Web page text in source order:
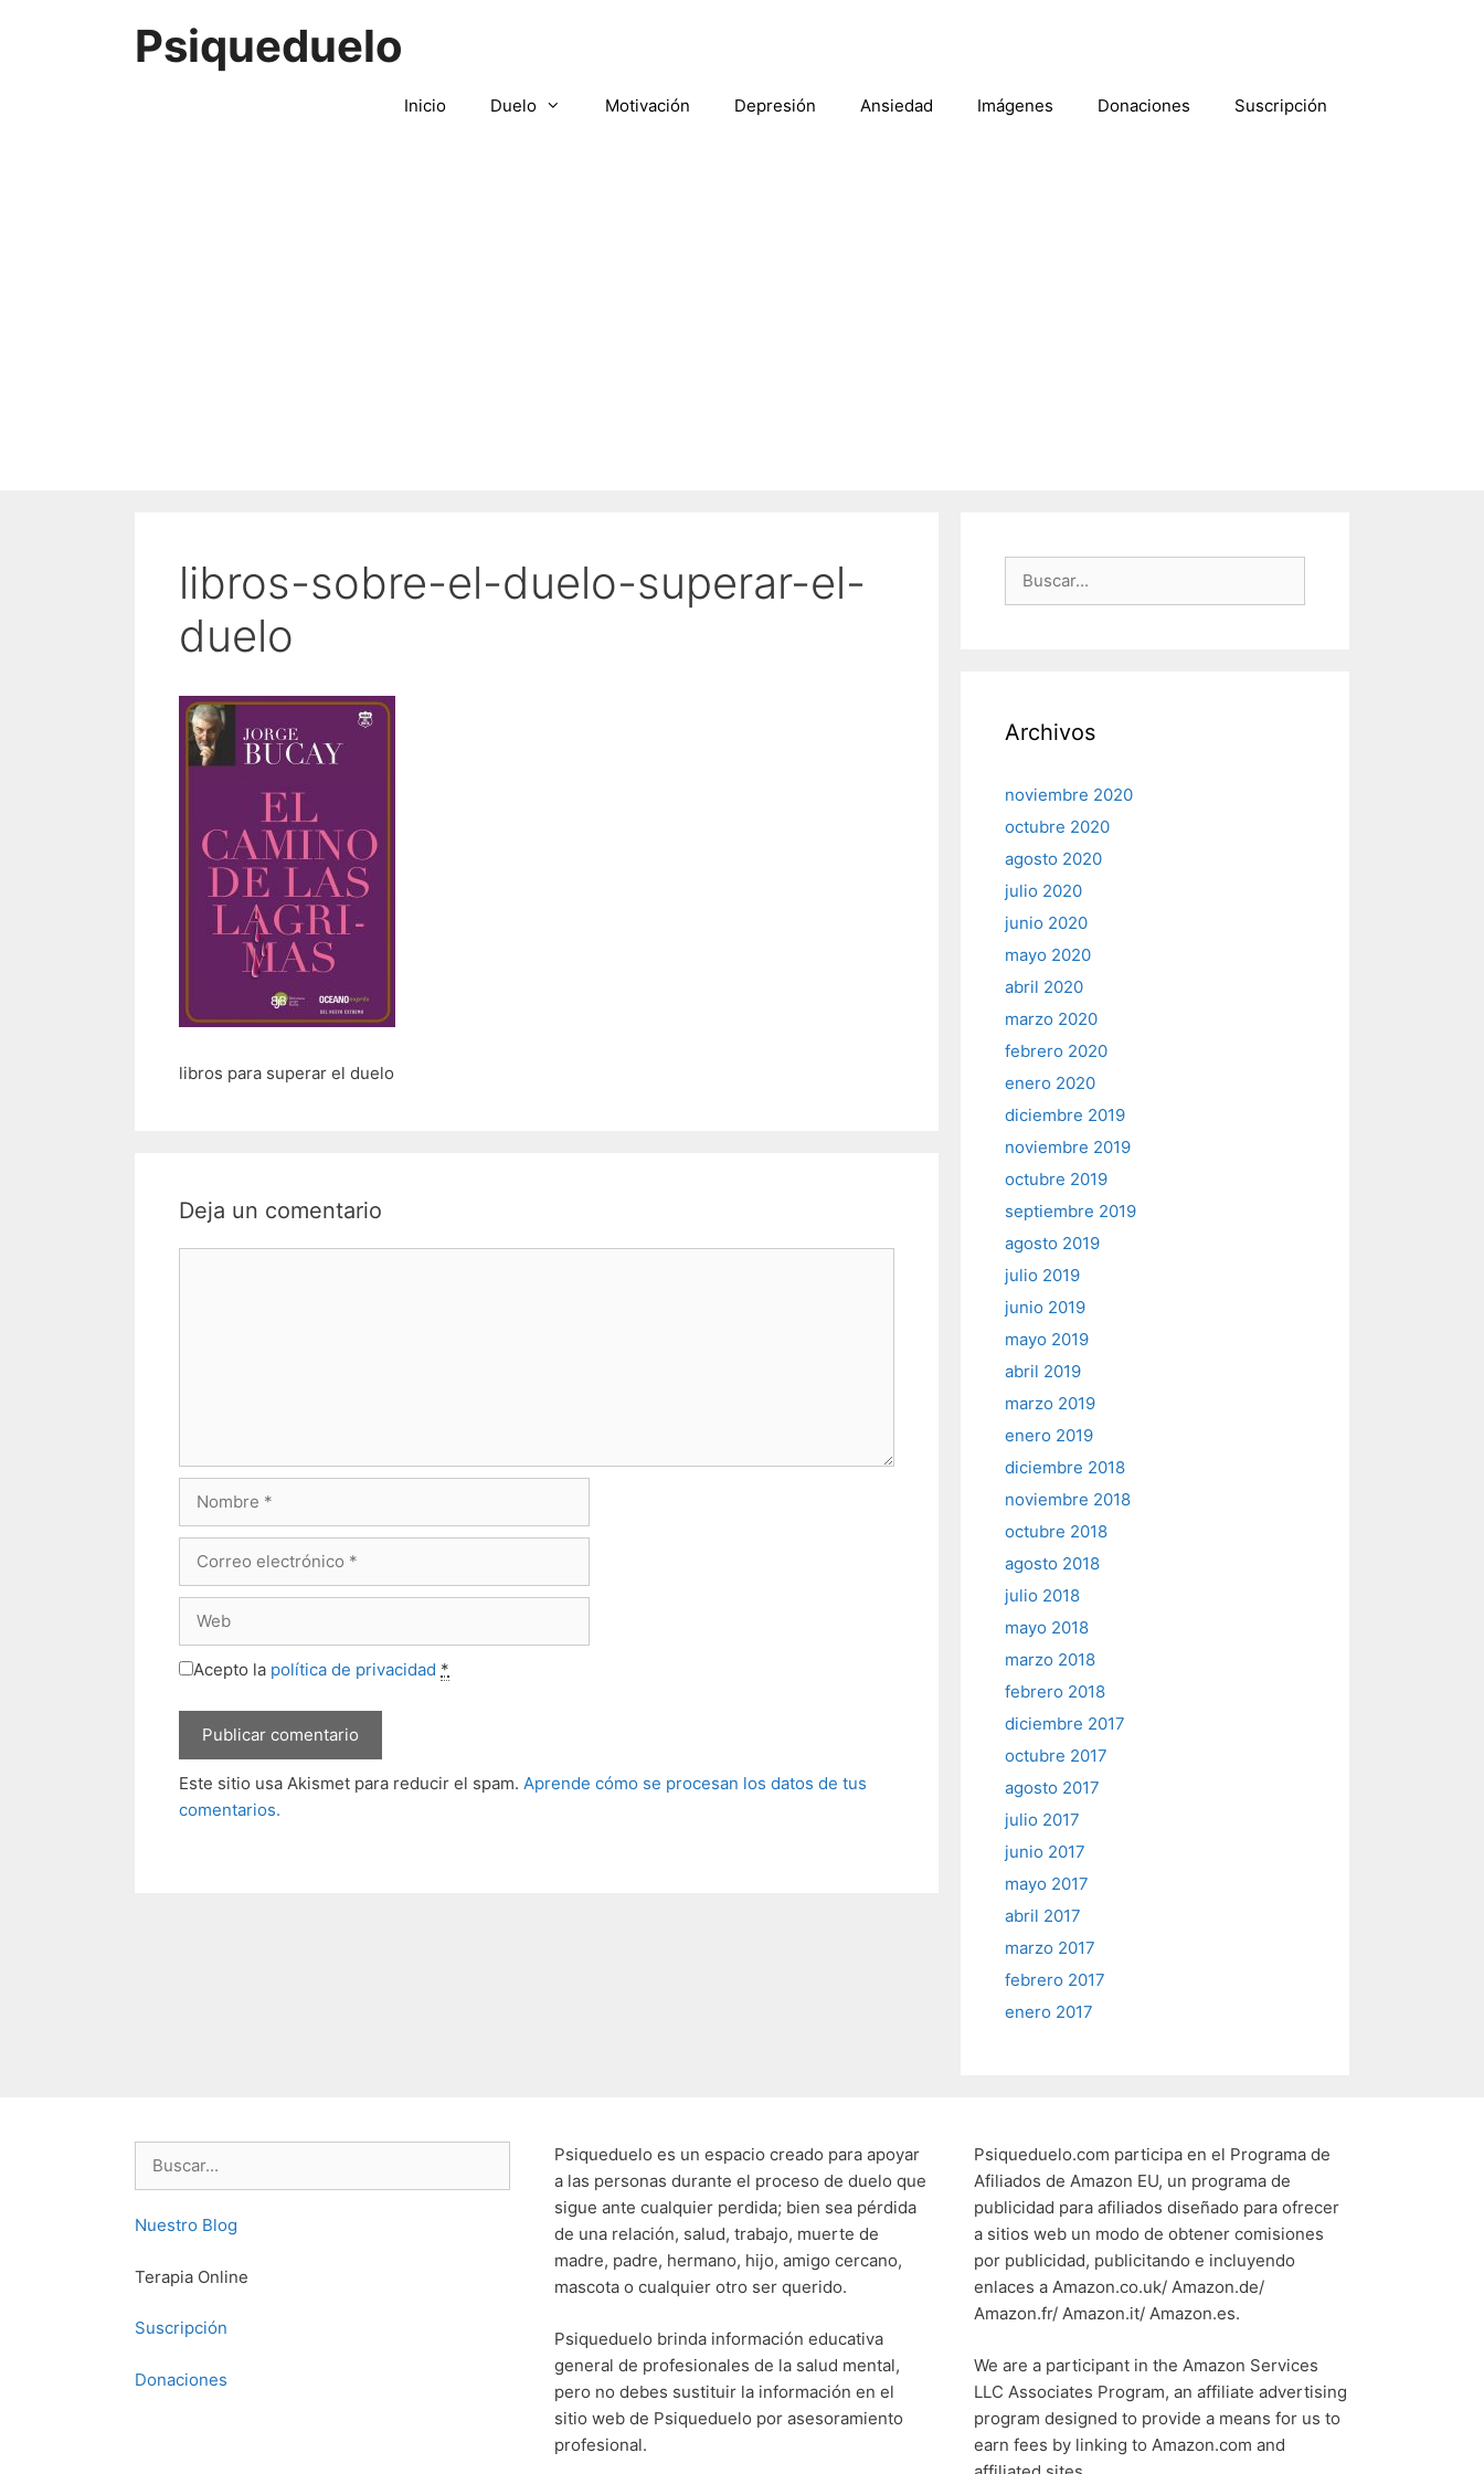
Psiqueduelo
Inicio Duelo Motivación Depresión Ansiedad Imágenes Donaciones Suscripción
libros-sobre-el-duelo-superar-el-
duelo
libros para superar el duelo
Deja un comentario
Acepto la política de privacidad *
Este sitio usa Akismet para reducir el spam. Aprende cómo se procesan los datos de tus
comentarios.
Archivos
noviembre 2020
octubre 2020
agosto 2020
julio 2020
junio 2020
mayo 2020
abril 2020
marzo 2020
febrero 2020
enero 2020
diciembre 2019
noviembre 2019
octubre 2019
septiembre 2019
agosto 2019
julio 2019
junio 2019
mayo 2019
abril 2019
marzo 2019
enero 2019
diciembre 2018
noviembre 2018
octubre 2018
agosto 2018
julio 2018
mayo 2018
marzo 2018
febrero 2018
diciembre 2017
octubre 2017
agosto 2017
julio 2017
junio 2017
mayo 2017
abril 2017
marzo 2017
febrero 2017
enero 2017
Nuestro Blog
Terapia Online
Suscripción
Donaciones
Psiqueduelo es un espacio creado para apoyar
a las personas durante el proceso de duelo que
sigue ante cualquier perdida; bien sea pérdida
de una relación, salud, trabajo, muerte de
madre, padre, hermano, hijo, amigo cercano,
mascota o cualquier otro ser querido.
Psiqueduelo brinda información educativa
general de profesionales de la salud mental,
pero no debes sustituir la información en el
sitio web de Psiqueduelo por asesoramiento
profesional.
Psiqueduelo.com participa en el Programa de
Afiliados de Amazon EU, un programa de
publicidad para afiliados diseñado para ofrecer
a sitios web un modo de obtener comisiones
por publicidad, publicitando e incluyendo
enlaces a Amazon.co.uk/ Amazon.de/
Amazon.fr/ Amazon.it/ Amazon.es.
We are a participant in the Amazon Services
LLC Associates Program, an affiliate advertising
program designed to provide a means for us to
earn fees by linking to Amazon.com and